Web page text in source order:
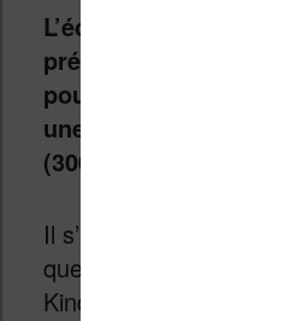
L’écran évolue
présence d’un tout
pouces de
une résolution de
(300 PPI)
Il s’agit donc sans
que celui disponible
Kindle Oasis (qui est